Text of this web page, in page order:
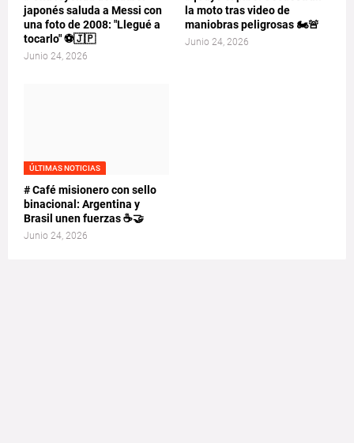
japonés saluda a Messi con
una foto de 2008: "Llegué a
tocarlo" ⚽🇯🇵
Junio 24, 2026
la moto tras video de
maniobras peligrosas 🏍️🚨
Junio 24, 2026
ÚLTIMAS NOTICIAS
# Café misionero con sello
binacional: Argentina y
Brasil unen fuerzas ☕🤝
Junio 24, 2026